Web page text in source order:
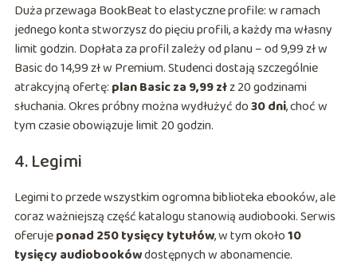
Duża przewaga BookBeat to elastyczne profile: w ramach
jednego konta stworzysz do pięciu profili, a każdy ma własny
limit godzin. Dopłata za profil zależy od planu – od 9,99 zł w
Basic do 14,99 zł w Premium. Studenci dostają szczególnie
atrakcyjną ofertę: plan Basic za 9,99 złz 20 godzinami
słuchania. Okres próbny można wydłużyć do30 dni, choć w
tym czasie obowiązuje limit 20 godzin.
4. Legimi
Legimi to przede wszystkim ogromna biblioteka ebooków, ale
coraz ważniejszą część katalogu stanowią audiobooki. Serwis
oferujeponad 250 tysięcy tytułów, w tym około10
tysięcy audiobookówdostępnych w abonamencie.